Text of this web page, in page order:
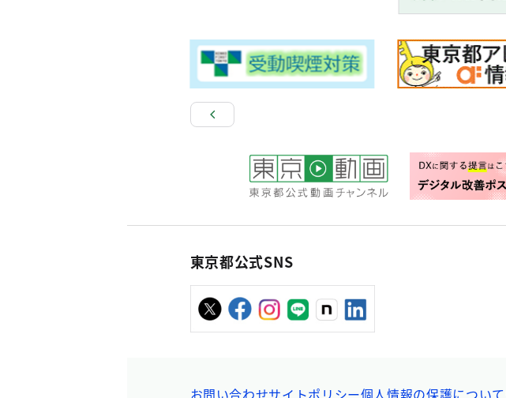
東京都公式SNS
お問い合わせサイトポリシー個人情報の保護について